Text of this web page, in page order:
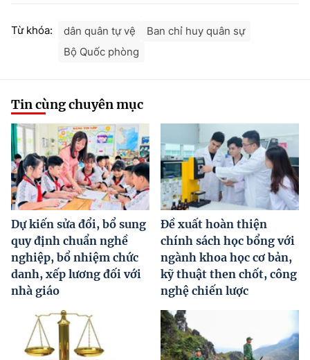
Từ khóa: dân quân tự vệ
Ban chỉ huy quân sự
Bộ Quốc phòng
Tin cùng chuyên mục
Dự kiến sửa đổi, bổ sung
quy định chuẩn nghề
nghiệp, bổ nhiệm chức
danh, xếp lương đối với
nhà giáo
Đề xuất hoàn thiện
chính sách học bổng với
ngành khoa học cơ bản,
kỹ thuật then chốt, công
nghệ chiến lược